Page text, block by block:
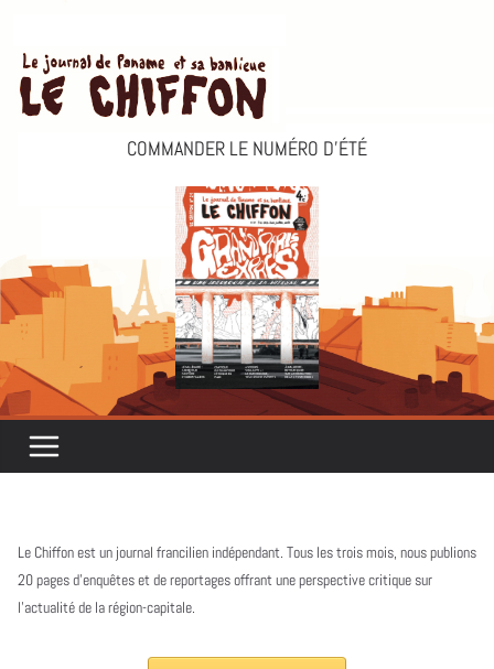
contenu
COMMANDER LE NUMÉRO D’ÉTÉ
Le Chiffon est un journal francilien indépendant. Tous les trois mois, nous publions
20 pages d’enquêtes et de reportages offrant une perspective critique sur
l’actualité de la région-capitale.